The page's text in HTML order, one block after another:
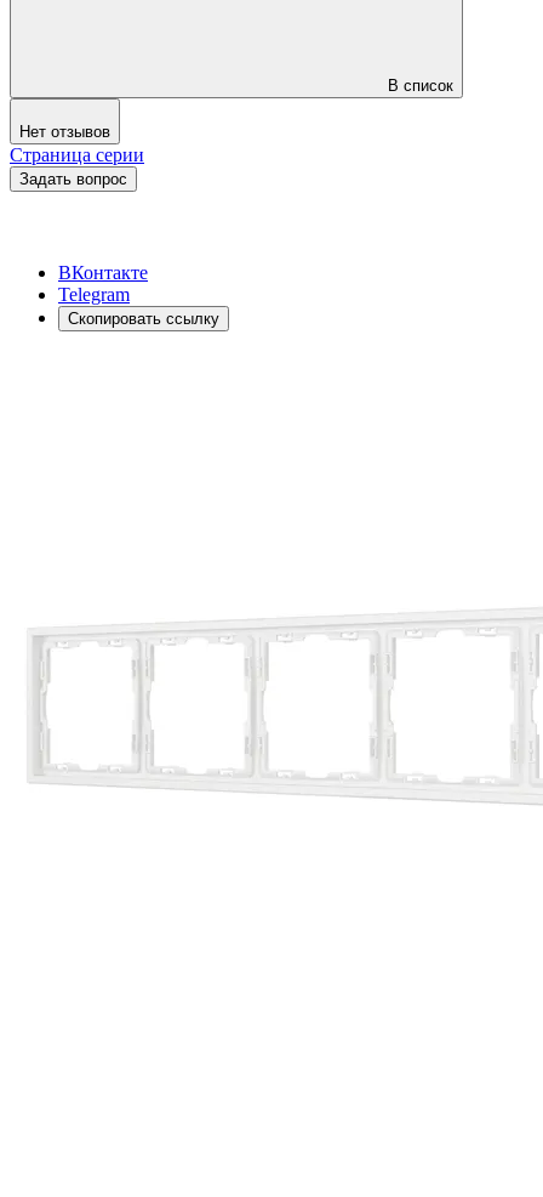
В список
Нет отзывов
Страница серии
Задать вопрос
ВКонтакте
Telegram
Скопировать ссылку